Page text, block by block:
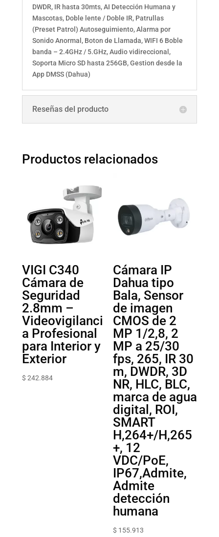
DWDR, IR hasta 30mts, AI Detección Humana y
Mascotas, Doble lente / Doble IR, Patrullas
(Preset Patrol) Autoseguimiento, Alarma por
Sonido Anormal, Boton de Llamada, WIFI 6 Boble
banda – 2.4GHz / 5.GHz, Audio vidireccional,
Soporta Micro SD hasta 256GB, Gestion desde la
App DMSS (Dahua)
Reseñas del producto
Productos relacionados
VIGI C340
Cámara de
Seguridad
2.8mm –
Videovigilanci
a Profesional
para Interior y
Exterior
$ 242.884
Cámara IP
Dahua tipo
Bala, Sensor
de imagen
CMOS de 2
MP 1/2,8, 2
MP a 25/30
fps, 265, IR 30
m, DWDR, 3D
NR, HLC, BLC,
marca de agua
digital, ROI,
SMART
H,264+/H,265
+, 12
VDC/PoE,
IP67,Admite,
Admite
detección
humana
$ 155.913